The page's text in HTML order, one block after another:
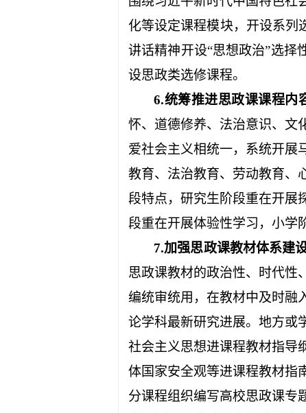
化等设定课程模块，开设系列
讲话精神开设“思想政治”选择
设思政类选修课程。
6.统筹推进思政课课程内
怀、道德修养、法治意识、文
爱社会主义相统一，系统开展
教育、法治教育、劳动教育、
段特点，研究生阶段重在开展
段重在开展体验性学习，小学
7.加强思政课教材体系建设
思政课教材的政治性、时代性
编统审统用，在教材中及时融
论学科最新研究进展。地方或
社会主义思想进课程教材指导
体国家安全观等进课程教材指
分课程组织编写高校思政课专